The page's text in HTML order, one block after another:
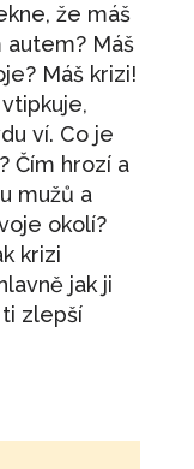
že máš
autem? Máš
Máš krizi!
ví. Co je
Čím hrozí a
mužů a
okolí?
krizi
jak ji
zlepší